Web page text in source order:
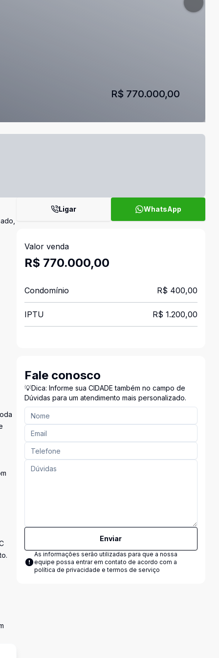
R$ 770.000,00
Ligar WhatsApp
Valor venda
R$ 770.000,00
Condomínio R$ 400,00
IPTU R$ 1.200,00
Fale conosco
💡Dica: Informe sua CIDADE também no campo de
Dúvidas para um atendimento mais personalizado.
Enviar
As informações serão utilizadas para que a nossa
equipe possa entrar em contato de acordo com a
política de privacidade e termos de serviço